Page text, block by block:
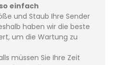
einfach
und Staub Ihre Sender
haben wir die beste
um die Wartung zu
müssen Sie Ihre Zeit